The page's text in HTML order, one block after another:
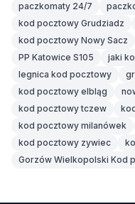
paczkomaty 24/7
kod pocztowy Grudziadz
kod pocztowy Nowy Sacz
PP Katowice S105
jaki
legnica kod pocztowy
kod pocztowy elbląg
kod pocztowy tczew
kod pocztowy milanówek
kod pocztowy zywiec
Gorzów Wielkopolski Kod